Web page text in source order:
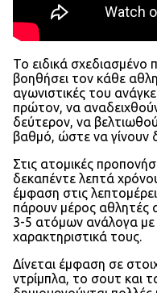
Το ειδικά
βοηθήσει τον κάθε
αγωνιστικές του
πρώτον, να
δεύτερον, να
βαθμό, ώστε να γίνουν
Στις ατομικές
δεκαπέντε λεπτά
έμφαση στις
πάρουν μέρος αθλητές
3-5 ατόμων ανάλογα με
χαρακτηριστικά τους.
Δίνεται έμφαση σε
ντρίμπλα, το σουτ και